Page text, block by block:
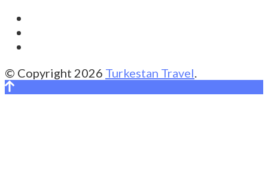
© Copyright 2026 Turkestan Travel.